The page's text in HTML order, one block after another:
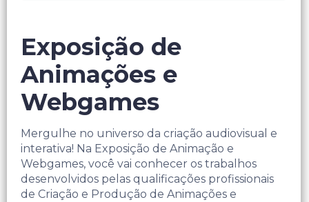
Exposição de
Animações e
Webgames
Mergulhe no universo da criação audiovisual e
interativa! Na Exposição de Animação e
Webgames, você vai conhecer os trabalhos
desenvolvidos pelas qualificações profissionais
de Criação e Produção de Animações e